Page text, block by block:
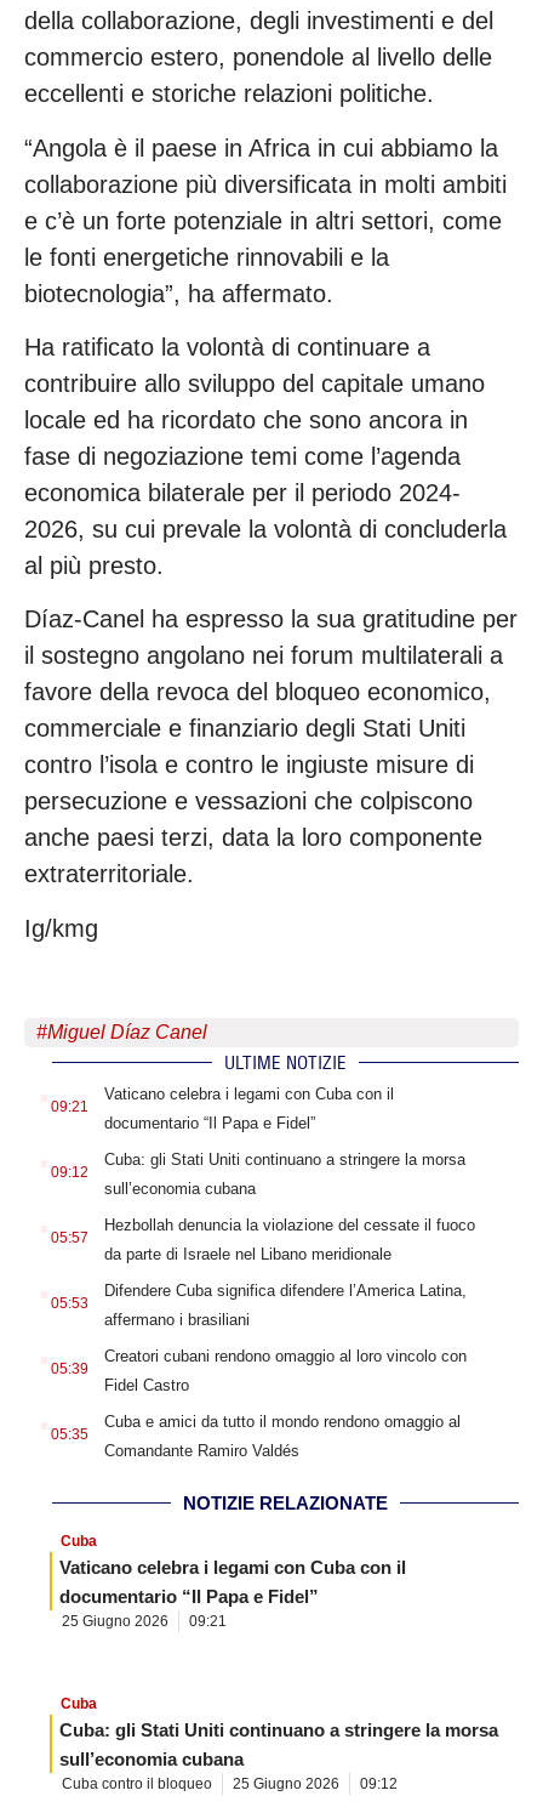
della collaborazione, degli investimenti e del
commercio estero, ponendole al livello delle
eccellenti e storiche relazioni politiche.
“Angola è il paese in Africa in cui abbiamo la
collaborazione più diversificata in molti ambiti
e c’è un forte potenziale in altri settori, come
le fonti energetiche rinnovabili e la
biotecnologia”, ha affermato.
Ha ratificato la volontà di continuare a
contribuire allo sviluppo del capitale umano
locale ed ha ricordato che sono ancora in
fase di negoziazione temi come l’agenda
economica bilaterale per il periodo 2024-
2026, su cui prevale la volontà di concluderla
al più presto.
Díaz-Canel ha espresso la sua gratitudine per
il sostegno angolano nei forum multilaterali a
favore della revoca del bloqueo economico,
commerciale e finanziario degli Stati Uniti
contro l’isola e contro le ingiuste misure di
persecuzione e vessazioni che colpiscono
anche paesi terzi, data la loro componente
extraterritoriale.
Ig/kmg
#Miguel Díaz Canel
ULTIME NOTIZIE
09:21
Vaticano celebra i legami con Cuba con il
documentario “Il Papa e Fidel”
09:12
Cuba: gli Stati Uniti continuano a stringere la morsa
sull’economia cubana
05:57
Hezbollah denuncia la violazione del cessate il fuoco
da parte di Israele nel Libano meridionale
05:53
Difendere Cuba significa difendere l’America Latina,
affermano i brasiliani
05:39
Creatori cubani rendono omaggio al loro vincolo con
Fidel Castro
05:35
Cuba e amici da tutto il mondo rendono omaggio al
Comandante Ramiro Valdés
NOTIZIE RELAZIONATE
Cuba
Vaticano celebra i legami con Cuba con il
documentario “Il Papa e Fidel”
25 Giugno 2026 09:21
Cuba
Cuba: gli Stati Uniti continuano a stringere la morsa
sull’economia cubana
Cuba contro il bloqueo 25 Giugno 2026 09:12